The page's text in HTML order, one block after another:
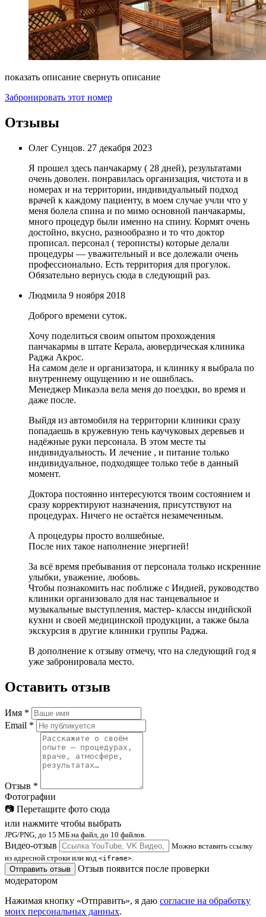
показать описание свернуть описание
Забронировать этот номер
Отзывы
Олег Сунцов. 27 декабря 2023
Я прошел здесь панчакарму ( 28 дней), результатами
очень доволен. понравилась организация, чистота и в
номерах и на территории, индивидуальный подход
врачей к каждому пациенту, в моем случае учли что у
меня болела спина и по мимо основной панчакармы,
много процедур были именно на спину. Кормят очень
достойно, вкусно, разнообразно и то что доктор
прописал. персонал ( терописты) которые делали
процедуры — уважительный и все долежали очень
профессионально. Есть территория для прогулок.
Обязательно вернусь сюда в следующий раз.
Людмила 9 ноября 2018
Доброго времени суток.
Хочу поделиться своим опытом прохождения
панчакармы в штате Керала, аювердическая клиника
Раджа Акрос.
На самом деле и организатора, и клинику я выбрала по
внутреннему ощущению и не ошиблась.
Менеджер Микаэла вела меня до поездки, во время и
даже после.
Выйдя из автомобиля на территории клиники сразу
попадаешь в кружевную тень каучуковых деревьев и
надёжные руки персонала. В этом месте ты
индивидуальность. И лечение , и питание только
индивидуальное, подходящее только тебе в данный
момент.
Доктора постоянно интересуются твоим состоянием и
сразу корректируют назначения, присутствуют на
процедурах. Ничего не остаётся незамеченным.
А процедуры просто волшебные.
После них такое наполнение энергией!
За всё время пребывания от персонала только искренние
улыбки, уважение, любовь.
Чтобы познакомить нас поближе с Индией, руководство
клиники организовало для нас танцевальное и
музыкальные выступления, мастер- классы индийской
кухни и своей медицинской продукции, а также была
экскурсия в другие клиники группы Раджа.
В дополнение к отзыву отмечу, что на следующий год я
уже забронировала место.
Оставить отзыв
Имя *
Email *
Отзыв *
Фотографии
📷 Перетащите фото сюда
или нажмите чтобы выбрать
JPG/PNG, до 15 МБ на файл, до 10 файлов.
Видео-отзыв
Можно вставить ссылку
из адресной строки или код <iframe>
Отправить отзыв
Отзыв появится после проверки
модератором
Нажимая кнопку «Отправить», я даю согласие на обработку
моих персональных данных.